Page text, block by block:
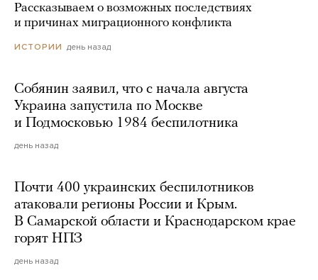
Рассказываем о возможных последствиях
и причинах миграционного конфликта
ИСТОРИИ день назад
Собянин заявил, что с начала августа
Украина запустила по Москве
и Подмосковью 1984 беспилотника
день назад
Почти 400 украинских беспилотников
атаковали регионы России и Крым.
В Самарской области и Краснодарском крае
горят НПЗ
день назад